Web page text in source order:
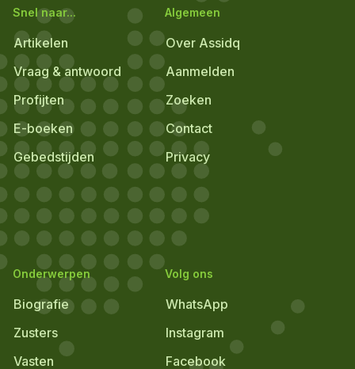
Snel naar...
Artikelen
Vraag & antwoord
Profijten
E-boeken
Gebedstijden
Algemeen
Over Assidq
Aanmelden
Zoeken
Contact
Privacy
Onderwerpen
Biografie
Zusters
Vasten
Volg ons
WhatsApp
Instagram
Facebook